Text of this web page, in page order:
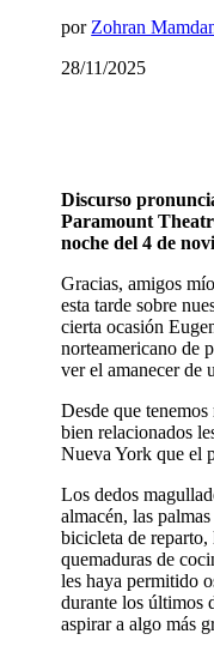
por Zohran
28/11/2025
Discurso
Paramount
noche del 4 de
Gracias, amigos
esta tarde sobre
cierta ocasión
norteamericano de
ver el amanecer de
Desde que
bien relacionados
Nueva York que el
Los dedos
almacén, las
bicicleta de
quemaduras de
les haya permitido
durante los últimos
aspirar a algo más